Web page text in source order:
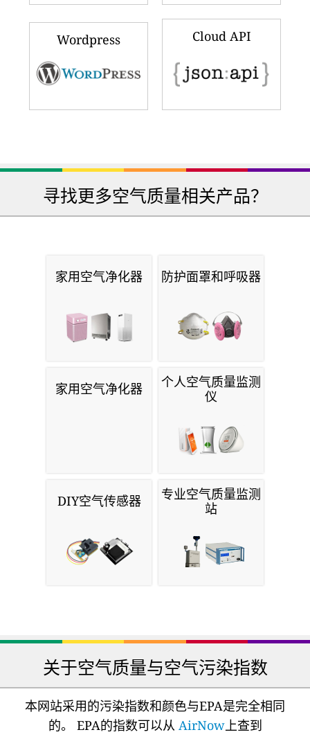
Wordpress Cloud API
寻找更多空气质量相关产品？
家用空气净化器 防护面罩和呼吸器
家用空气净化器
个人空气质量监测
仪
DIY空气传感器
专业空气质量监测
站
关于空气质量与空气污染指数
本网站采用的污染指数和颜色与EPA是完全相同
的。 EPA的指数可以从 AirNow上查到